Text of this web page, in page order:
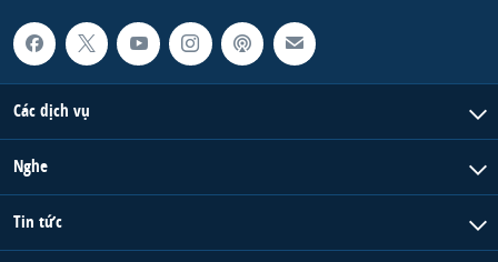
Các dịch vụ
Nghe
Tin tức